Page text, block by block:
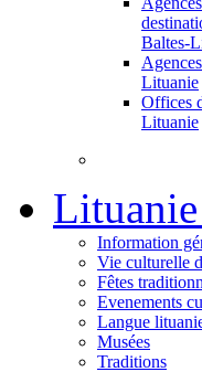
Baltes-
Lituanie
Offices
Lituanie
Information
Vie culturelle
Fêtes
Evenements
Langue
Musées
Traditions